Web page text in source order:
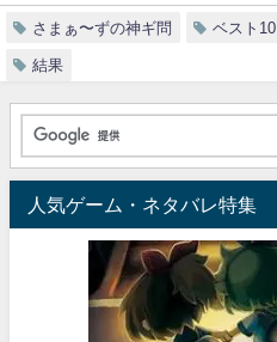
さまぁ〜ずの神ギ問 ベスト10
結果
人気ゲーム・ネタバレ特集